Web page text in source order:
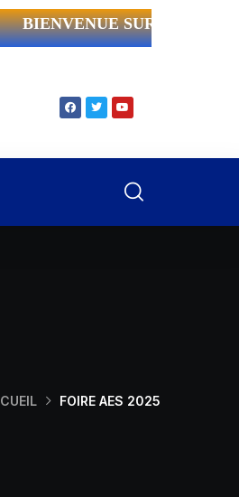
BIENVENUE SUR LE
FOIRE AES 2025